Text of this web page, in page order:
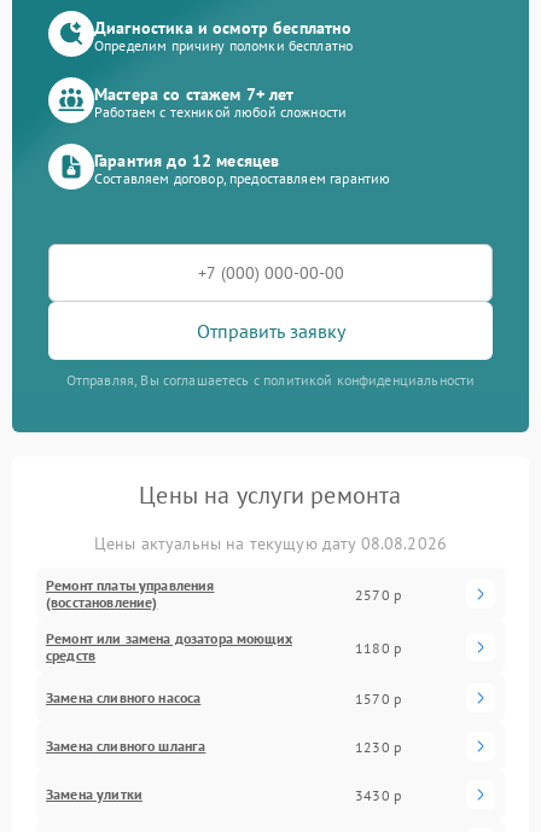
Диагностика и осмотр бесплатно
Определим причину поломки бесплатно
Мастера со стажем 7+ лет
Работаем с техникой любой сложности
Гарантия до 12 месяцев
Составляем договор, предоставляем гарантию
Отправить заявку
Отправляя, Вы соглашаетесь с политикой конфиденциальности
Цены на услуги ремонта
Цены актуальны на текущую дату 08.08.2026
Ремонт платы управления
(восстановление)
2570 р
Ремонт или замена дозатора моющих
средств
1180 р
Замена сливного насоса 1570 р
Замена сливного шланга 1230 р
Замена улитки 3430 р